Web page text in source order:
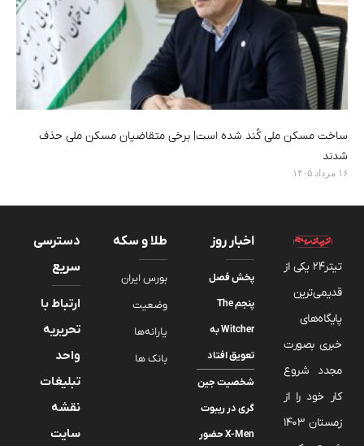
ساخت مسکن ملی کُند شده است| برخی متقاضیان مسکن ملی حذف
شدند
۱۶ مرداد ۱۴۰۵
تیتر24 یکی از
قدیمی‌ترین
پایگاه‌های
خبری بصورت
مجدد شروع
کار خود را از
زمستان 1403
اخبار روز
پخش فصل
پنجم The
Witcher به
تعویق افتاد
شخصیت جین
گری در ریبوت
X-Men حضور
طلا و سکه
بورس ایران
وضعیت
یارانه‌ها
بانک ها
دسترسی
سریع
ارتباط با
تحریریه
واحد
تبلیغات
نقشه
سایت